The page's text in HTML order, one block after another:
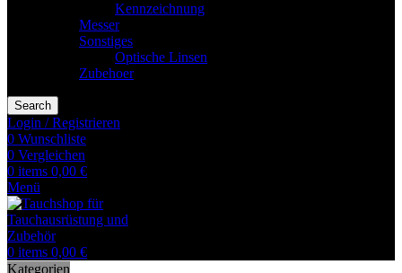
Kennzeichnung
Messer
Sonstiges
Optische Linsen
Zubehoer
Search
Login / Registrieren
0 Wunschliste
0 Vergleichen
0 items 0,00 €
Menü
0 items 0,00 €
Kategorien